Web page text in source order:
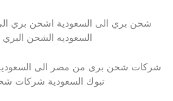
شحن بري الى السعودية اشحن بري
السعوديه الشحن البري
شركات شحن برى من مصر الى
تبوك السعودية شركات